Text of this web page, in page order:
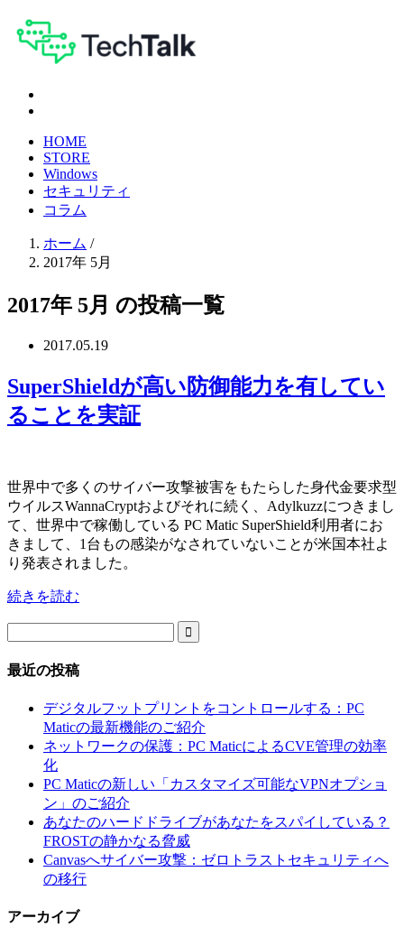
HOME
STORE
Windows
セキュリティ
コラム
ホーム /
2017年 5月
2017年 5月 の投稿一覧
2017.05.19
SuperShieldが高い防御能力を有してい
ることを実証
世界中で多くのサイバー攻撃被害をもたらした身代金要求型
ウイルスWannaCryptおよびそれに続く、Adylkuzzにつきまし
て、世界中で稼働している PC Matic SuperShield利用者にお
きまして、1台もの感染がなされていないことが米国本社よ
り発表されました。
続きを読む

最近の投稿
デジタルフットプリントをコントロールする：PC
Maticの最新機能のご紹介
ネットワークの保護：PC MaticによるCVE管理の効率
化
PC Maticの新しい「カスタマイズ可能なVPNオプショ
ン」のご紹介
あなたのハードドライブがあなたをスパイしている？
FROSTの静かなる脅威
Canvasへサイバー攻撃：ゼロトラストセキュリティへ
の移行
アーカイブ